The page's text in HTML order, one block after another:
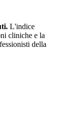
L'indice
cliniche e la
della